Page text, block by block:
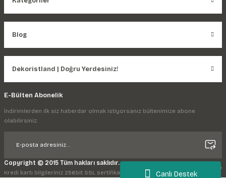
Canlı Destek
Blog
Dekoristland | Doğru Yerdesiniz!
E-Bülten Abonelik
İndirimlerden ilk siz haberdar olmak istiyorsanız bültenimize abone
olabilirsiniz.
Copyright © 2015 Tüm hakları saklıdır.
Kredi kartı bilgileriniz 256bit SSL sertifikası ile korunmaktadır.